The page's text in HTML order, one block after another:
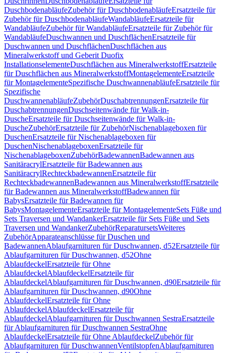
DuschbodenabläufeZubehör für DuschbodenabläufeErsatzteile für
Zubehör für DuschbodenabläufeWandabläufeErsatzteile für
WandabläufeZubehör für WandabläufeErsatzteile für Zubehör für
WandabläufeDuschwannen und DuschflächenErsatzteile für
Duschwannen und DuschflächenDuschflächen aus
Mineralwerkstoff und Geberit Duofix
InstallationselementeDuschflächen aus MineralwerkstoffErsatzteile
für Duschflächen aus MineralwerkstoffMontagelementeErsatzteile
für MontagelementeSpezifische DuschwannenabläufeErsatzteile für
Spezifische
DuschwannenabläufeZubehörDuschabtrennungenErsatzteile für
DuschabtrennungenDuschseitenwände für Walk-in-
DuscheErsatzteile für Duschseitenwände für Walk-in-
DuscheZubehörErsatzteile für ZubehörNischenablageboxen für
DuschenErsatzteile für Nischenablageboxen für
DuschenNischenablageboxenErsatzteile für
NischenablageboxenZubehörBadewannenBadewannen aus
SanitäracrylErsatzteile für Badewannen aus
SanitäracrylRechteckbadewannenErsatzteile für
RechteckbadewannenBadewannen aus MineralwerkstoffErsatzteile
für Badewannen aus MineralwerkstoffBadewannen für
BabysErsatzteile für Badewannen für
BabysMontagelementeErsatzteile für MontagelementeSets Füße und
Sets Traversen und WandankerErsatzteile für Sets Füße und Sets
Traversen und WandankerZubehörReparatursetsWeiteres
ZubehörApparateanschlüsse für Duschen und
BadewannenAblaufgarnituren für Duschwannen, d52Ersatzteile für
Ablaufgarnituren für Duschwannen, d52Ohne
AblaufdeckelErsatzteile für Ohne
AblaufdeckelAblaufdeckelErsatzteile für
AblaufdeckelAblaufgarnituren für Duschwannen, d90Ersatzteile für
Ablaufgarnituren für Duschwannen, d90Ohne
AblaufdeckelErsatzteile für Ohne
AblaufdeckelAblaufdeckelErsatzteile für
AblaufdeckelAblaufgarnituren für Duschwannen SestraErsatzteile
für Ablaufgarnituren für Duschwannen SestraOhne
AblaufdeckelErsatzteile für Ohne AblaufdeckelZubehör für
Ablaufgarnituren für DuschwannenVentilstopfenAblaufgarnituren